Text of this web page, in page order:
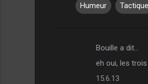
Humeur Tactique
Bouille a dit…
eh oui, les
15.6.13